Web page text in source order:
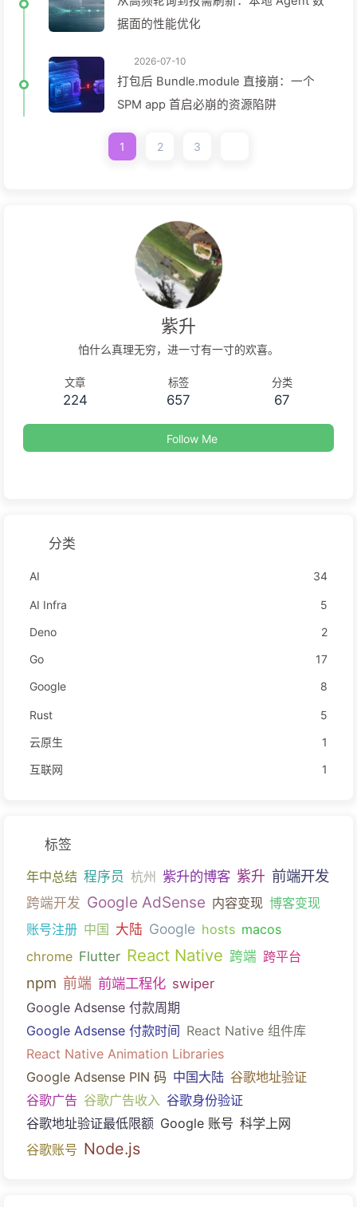
据面的性能优化
2026-07-10
打包后 Bundle.module 直接崩：一个
SPM app 首启必崩的资源陷阱
1 2 3
紫升
怕什么真理无穷，进一寸有一寸的欢喜。
文章
224
标签
657
分类
67
Follow Me
分类
AI 34
AI Infra
5
Deno
2
Go
17
Google
8
Rust
5
云原生
1
互联网
1
标签
年中总结 程序员 杭州 紫升的博客 紫升 前端开发
跨端开发 Google AdSense 内容变现 博客变现
账号注册 中国 大陆 Google hosts macos
chrome Flutter React Native 跨端 跨平台
npm 前端 前端工程化 swiper
Google Adsense 付款周期
Google Adsense 付款时间 React Native 组件库
React Native Animation Libraries
Google Adsense PIN 码 中国大陆 谷歌地址验证
谷歌广告 谷歌广告收入 谷歌身份验证
谷歌地址验证最低限额 Google 账号 科学上网
谷歌账号 Node.js